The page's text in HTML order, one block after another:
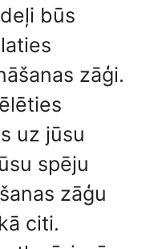
būs
zāģi.
uz jūsu
spēju
zāģu
citi.